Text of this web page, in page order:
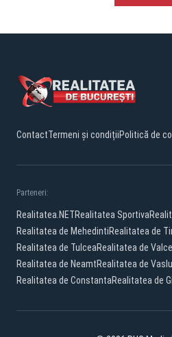
ContactTermeni și condițiiPolitică de
Parteneri:
Realitatea.NETRealitatea Sportiva
Realitatea de MehedintiRealitatea de
Realitatea de TulceaRealitatea de
Realitatea de NeamtRealitatea de
Realitatea de ConstantaRealitatea de